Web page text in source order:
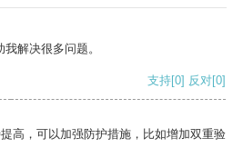
解决很多问题。
支持[0] 反对[0]
高，可以加强防护措施，比如增加双重验